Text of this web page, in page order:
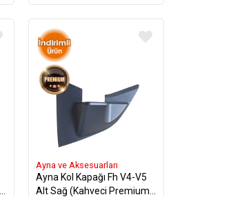
Ayna ve Aksesuarları
Ayna Kol Kapağı Fh V4-V5
Alt Sağ (Kahveci Premium)